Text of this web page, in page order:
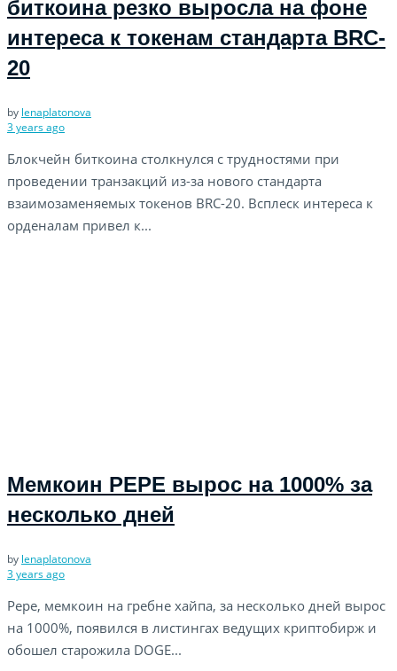
биткоина резко выросла на фоне
интереса к токенам стандарта BRC-
20
by lenaplatonova
3 years ago
Блокчейн биткоина столкнулся с трудностями при
проведении транзакций из-за нового стандарта
взаимозаменяемых токенов BRC-20. Всплеск интереса к
орденалам привел к...
Мемкоин PEPE вырос на 1000% за
несколько дней
by lenaplatonova
3 years ago
Pepe, мемкоин на гребне хайпа, за несколько дней вырос
на 1000%, появился в листингах ведущих криптобирж и
обошел старожила DOGE...